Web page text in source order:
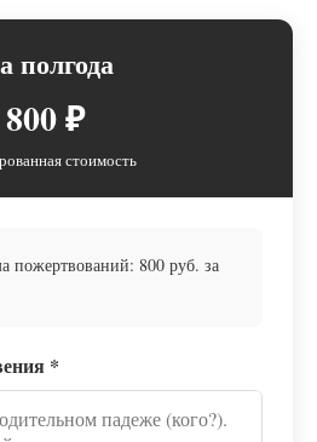
полгода
800 ₽
стоимость
пожертвований: 800 руб. за
*